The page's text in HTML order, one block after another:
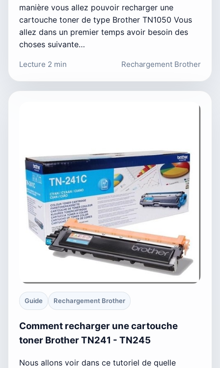
manière vous allez pouvoir recharger une
cartouche toner de type Brother TN1050 Vous
allez dans un premier temps avoir besoin des
choses suivante…
Lecture 2 min Rechargement Brother
Guide Rechargement Brother
Comment recharger une cartouche
toner Brother TN241 - TN245
Nous allons voir dans ce tutoriel de quelle